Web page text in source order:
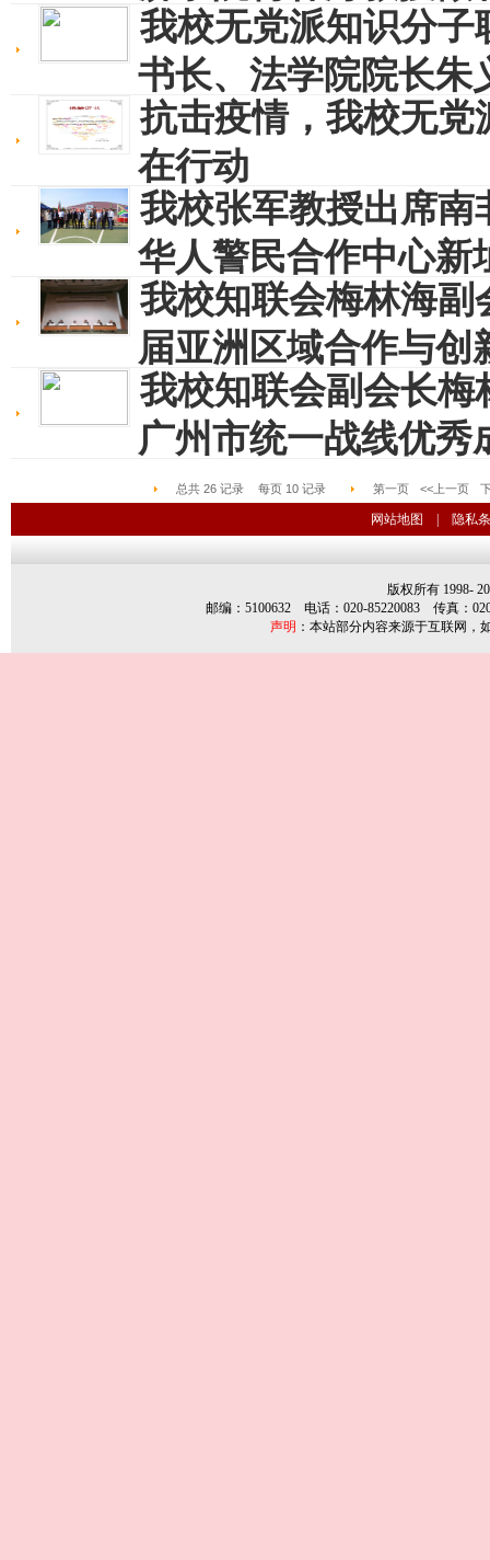
我校无党派知识分子
书长、法学院院长朱
抗击疫情，我校无党
在行动
我校张军教授出席南
华人警民合作中心新
我校知联会梅林海副
届亚洲区域合作与创
我校知联会副会长梅
广州市统一战线优秀
每页 10 记录
总共 26 记录 第一页 <<上一页
网站地图 隐私
版权所有 1998-
邮编：5100632 电话：020-85220083 传真：
声明 ：本站部分内容来源于互联网，